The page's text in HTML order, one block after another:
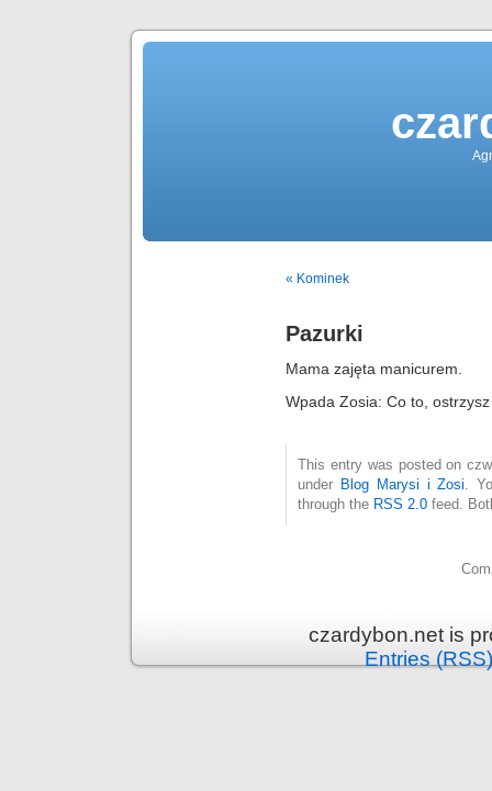
« Kominek
Pazurki
Mama zajęta manicurem.
Wpada Zosia: Co to,
This entry was posted on
under Blog Marysi i Zosi.
through the RSS 2.0 feed.
czardybon.net is
Entries (RSS)